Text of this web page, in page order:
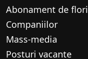
Abonament de flori
Companiilor
Mass-media
Posturi vacante